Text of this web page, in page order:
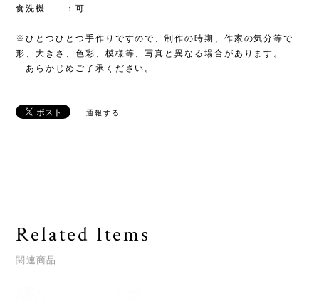
食洗機 ：可
※ひとつひとつ手作りですので、制作の時期、作家の気分等で
形、大きさ、色彩、模様等、写真と異なる場合があります。
あらかじめご了承ください。
通報する
Related Items
関連商品